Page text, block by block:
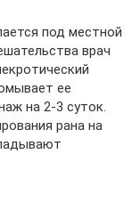
под местной
врач
ее
на 2-3 суток.
рана на